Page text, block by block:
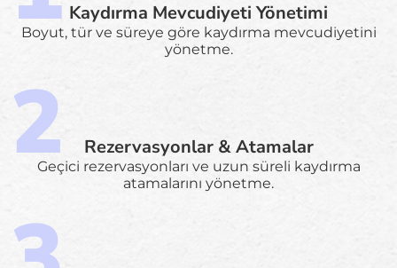
Kaydırma Mevcudiyeti Yönetimi
Boyut, tür ve süreye göre kaydırma mevcudiyetini
yönetme.
Rezervasyonlar & Atamalar
Geçici rezervasyonları ve uzun süreli kaydırma
atamalarını yönetme.